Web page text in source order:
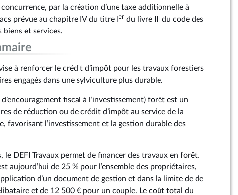
concurrence, par la création d’une taxe additionnelle à
prévue au chapitre IV du titre I er du livre III du code des
biens et services.
à renforcer le crédit d’impôt pour les travaux forestiers
engagés dans une sylviculture plus durable.
fiscal à l’investissement) forêt est un
de réduction ou de crédit d’impôt au service de la
favorisant l’investissement et la gestion durable des
le DEFI Travaux permet de financer des travaux en forêt.
aujourd’hui de 25 % pour l’ensemble des propriétaires,
d’un document de gestion et dans la limite de de
et de 12 500 € pour un couple. Le coût total du